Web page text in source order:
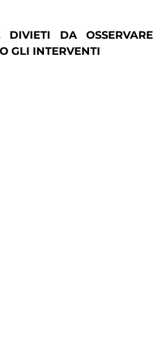
DIVIETI DA OSSERVARE
GLI INTERVENTI